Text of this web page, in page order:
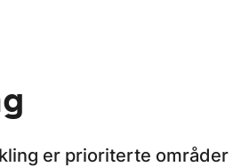
er prioriterte områder